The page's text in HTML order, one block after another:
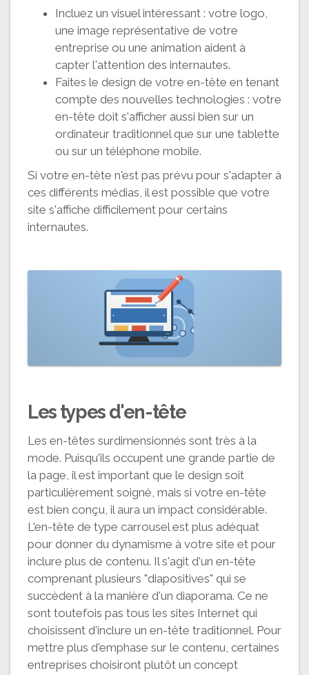
Incluez un visuel intéressant : votre logo,
une image représentative de votre
entreprise ou une animation aident à
capter l'attention des internautes.
Faites le design de votre en-tête en tenant
compte des nouvelles technologies : votre
en-tête doit s'afficher aussi bien sur un
ordinateur traditionnel que sur une tablette
ou sur un téléphone mobile.
Si votre en-tête n'est pas prévu pour s'adapter à
ces différents médias, il est possible que votre
site s'affiche difficilement pour certains
internautes.
Les types d'en-tête
Les en-têtes surdimensionnés sont très à la
mode. Puisqu'ils occupent une grande partie de
la page, il est important que le design soit
particulièrement soigné, mais si votre en-tête
est bien conçu, il aura un impact considérable.
L'en-tête de type carrousel est plus adéquat
pour donner du dynamisme à votre site et pour
inclure plus de contenu. Il s'agit d'un en-tête
comprenant plusieurs "diapositives" qui se
succèdent à la manière d'un diaporama. Ce ne
sont toutefois pas tous les sites Internet qui
choisissent d'inclure un en-tête traditionnel. Pour
mettre plus d'emphase sur le contenu, certaines
entreprises choisiront plutôt un concept